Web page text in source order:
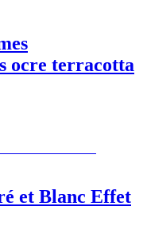
ocre terracotta
et Blanc Effet